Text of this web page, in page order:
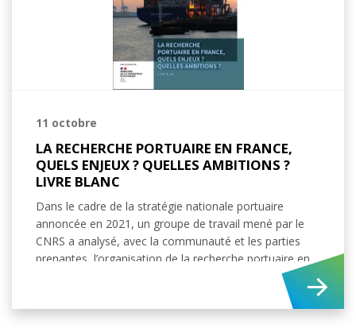
11 octobre
LA RECHERCHE PORTUAIRE EN FRANCE,
QUELS ENJEUX ? QUELLES AMBITIONS ?
LIVRE BLANC
Dans le cadre de la stratégie nationale portuaire
annoncée en 2021, un groupe de travail mené par le
CNRS a analysé, avec la communauté et les parties
prenantes, l’organisation de la recherche portuaire en
France et propose un bilan et des recommandations,